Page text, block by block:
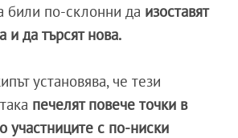
били по-склонни да изоставят
и да търсят нова.
установява, че тези
печелят повече точки в
участниците с по-ниски